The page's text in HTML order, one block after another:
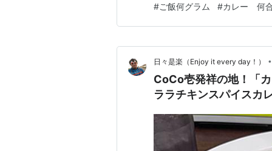
変わります。 この記事では、
#ご飯何グラム #カレー 何
日々是楽（Enjoy it every day！） •
CoCo壱発祥の地！「
ララチキンスパイスカ